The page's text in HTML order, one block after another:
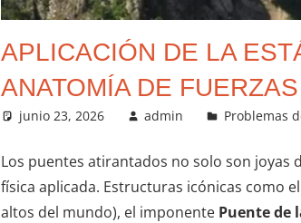
APLICACIÓN DE LA
ANATOMÍA DE
junio 23, 2026 admin Problemas
Los puentes atirantados no solo son
física aplicada. Estructuras icónicas como el
altos del mundo), el imponente Puente de